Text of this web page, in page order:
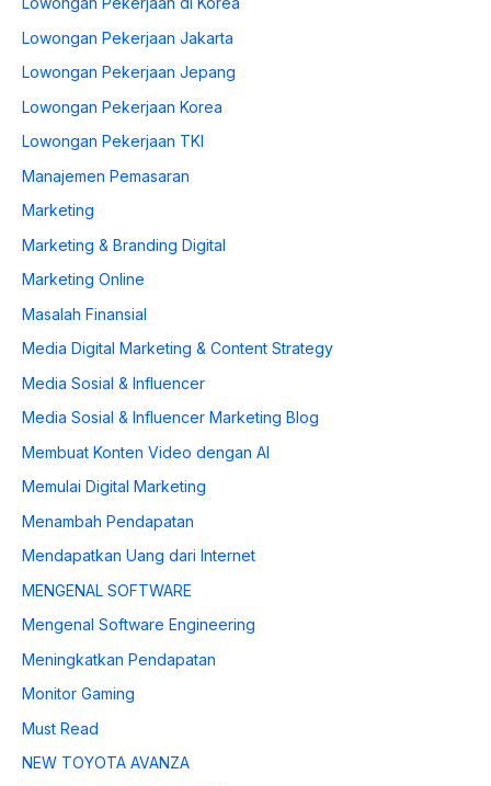
Lowongan Pekerjaan Jakarta
Lowongan Pekerjaan Jepang
Lowongan Pekerjaan Korea
Lowongan Pekerjaan TKI
Manajemen Pemasaran
Marketing
Marketing & Branding Digital
Marketing Online
Masalah Finansial
Media Digital Marketing & Content Strategy
Media Sosial & Influencer
Media Sosial & Influencer Marketing Blog
Membuat Konten Video dengan AI
Memulai Digital Marketing
Menambah Pendapatan
Mendapatkan Uang dari Internet
MENGENAL SOFTWARE
Mengenal Software Engineering
Meningkatkan Pendapatan
Monitor Gaming
Must Read
NEW TOYOTA AVANZA